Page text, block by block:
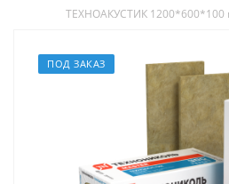
ТЕХНОАКУСТИК 1200*600*100
ПОД ЗАКАЗ